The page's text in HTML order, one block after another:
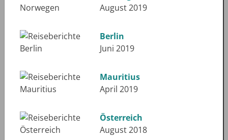
August 2019
Berlin
Juni 2019
Mauritius
April 2019
Österreich
August 2018